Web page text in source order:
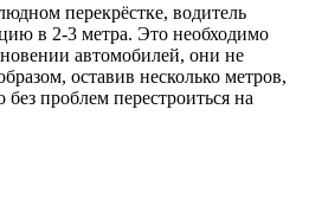
перекрёстке, водитель
в 2-3 метра. Это необходимо
автомобилей, они не
оставив несколько метров,
проблем перестроиться на